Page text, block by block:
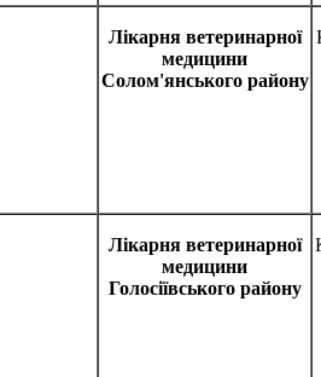
Лікарня ветеринарної
медицини
Солом'янського району
Лікарня ветеринарної
медицини
Голосіївського району